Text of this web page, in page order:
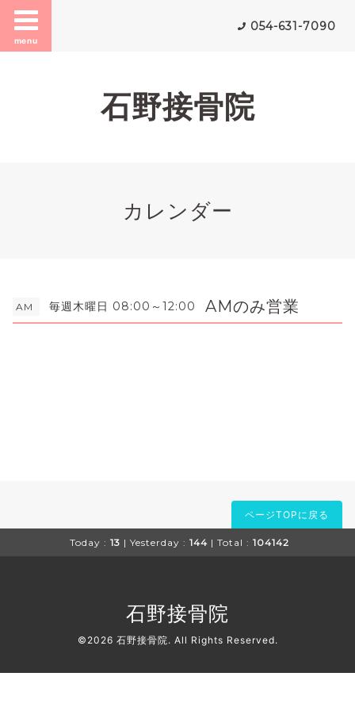
menu
054-631-7090
石野接骨院
カレンダー
AM 毎週木曜日 08:00～12:00 AMのみ営業
ページTOPに戻る
Today : 13 | Yesterday : 144 | Total : 104142
石野接骨院
©2026 石野接骨院. All Rights Reserved.